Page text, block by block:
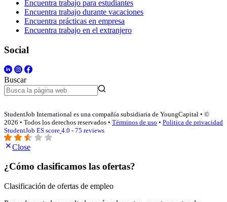
Encuentra trabajo para estudiantes
Encuentra trabajo durante vacaciones
Encuentra prácticas en empresa
Encuentra trabajo en el extranjero
Social
Buscar
StudentJob International es una compañía subsidiaria de YoungCapital • ©
2026 • Todos los derechos reservados • Términos de uso • Politica de privacidad
StudentJob ES score 4.0 - 75 reviews
Close
¿Cómo clasificamos las ofertas?
Clasificación de ofertas de empleo